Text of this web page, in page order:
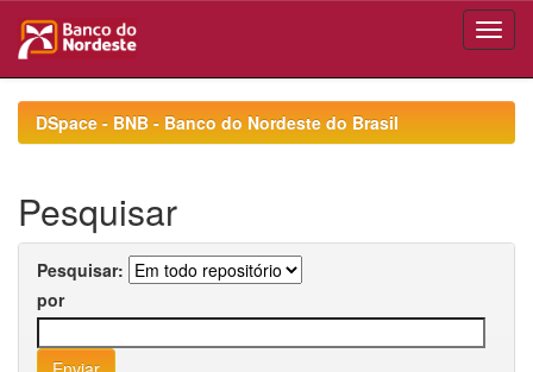
navigationDSpace - BNB - Banco do Nordeste do Brasil
Pesquisar
Pesquisar:
por